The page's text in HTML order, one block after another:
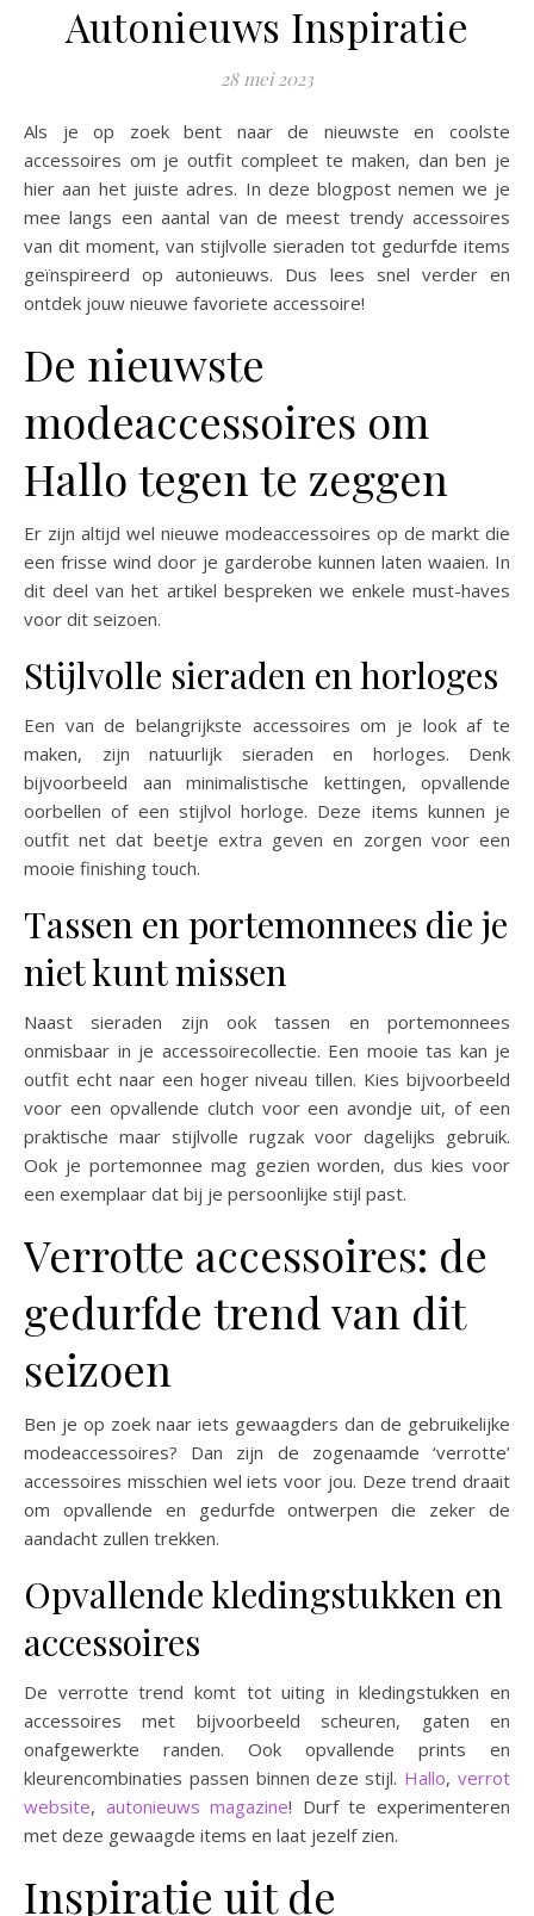
Autonieuws Inspiratie
28 mei 2023
Als je op zoek bent naar de nieuwste en coolste
accessoires om je outfit compleet te maken, dan ben je
hier aan het juiste adres. In deze blogpost nemen we je
mee langs een aantal van de meest trendy accessoires
van dit moment, van stijlvolle sieraden tot gedurfde items
geïnspireerd op autonieuws. Dus lees snel verder en
ontdek jouw nieuwe favoriete accessoire!
De nieuwste
modeaccessoires om
Hallo tegen te zeggen
Er zijn altijd wel nieuwe modeaccessoires op de markt die
een frisse wind door je garderobe kunnen laten waaien. In
dit deel van het artikel bespreken we enkele must-haves
voor dit seizoen.
Stijlvolle sieraden en horloges
Een van de belangrijkste accessoires om je look af te
maken, zijn natuurlijk sieraden en horloges. Denk
bijvoorbeeld aan minimalistische kettingen, opvallende
oorbellen of een stijlvol horloge. Deze items kunnen je
outfit net dat beetje extra geven en zorgen voor een
mooie finishing touch.
Tassen en portemonnees die je
niet kunt missen
Naast sieraden zijn ook tassen en portemonnees
onmisbaar in je accessoirecollectie. Een mooie tas kan je
outfit echt naar een hoger niveau tillen. Kies bijvoorbeeld
voor een opvallende clutch voor een avondje uit, of een
praktische maar stijlvolle rugzak voor dagelijks gebruik.
Ook je portemonnee mag gezien worden, dus kies voor
een exemplaar dat bij je persoonlijke stijl past.
Verrotte accessoires: de
gedurfde trend van dit
seizoen
Ben je op zoek naar iets gewaagders dan de gebruikelijke
modeaccessoires? Dan zijn de zogenaamde ‘verrotte’
accessoires misschien wel iets voor jou. Deze trend draait
om opvallende en gedurfde ontwerpen die zeker de
aandacht zullen trekken.
Opvallende kledingstukken en
accessoires
De verrotte trend komt tot uiting in kledingstukken en
accessoires met bijvoorbeeld scheuren, gaten en
onafgewerkte randen. Ook opvallende prints en
kleurencombinaties passen binnen deze stijl. Hallo,verrot
website, autonieuws magazine! Durf te experimenteren
met deze gewaagde items en laat jezelf zien.
Inspiratie uit de